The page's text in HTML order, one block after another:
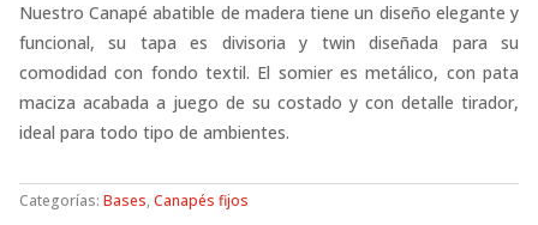
Nuestro Canapé abatible de madera tiene un diseño elegante y
funcional, su tapa es divisoria y twin diseñada para su
comodidad con fondo textil. El somier es metálico, con pata
maciza acabada a juego de su costado y con detalle tirador,
ideal para todo tipo de ambientes.
Categorías: Bases,Canapés fijos